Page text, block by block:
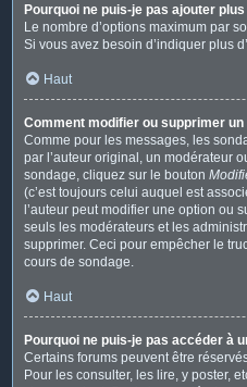
Pourquoi ne puis-je pas ajouter
Le nombre d’options maximum par
Si vous avez besoin d’indiquer plus
Haut
Comment modifier ou supprimer un
Comme pour les messages, les
par l’auteur original, un modérateur
sondage, cliquez sur le bouton
(c’est toujours celui auquel est
l’auteur peut modifier une option ou
seuls les modérateurs et les
supprimer. Ceci pour empêcher le
cours de sondage.
Haut
Pourquoi ne puis-je pas accéder à
Certains forums peuvent être
Pour les consulter, les lire, y poster,